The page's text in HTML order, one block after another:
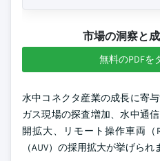
市場の洞察と
無料のPDFを
水中コネクタ産業の成長に寄
ガス現場の探査増加、水中通
開拡大、リモート操作車両（
（AUV）の採用拡大が挙げられ